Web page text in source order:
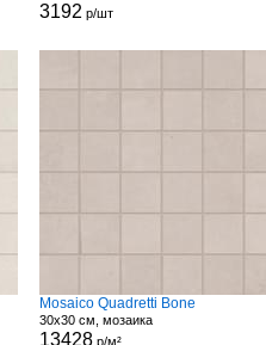
3192 р/шт
Mosaico Quadretti Bone
30x30 см, мозаика
13428 р/м²